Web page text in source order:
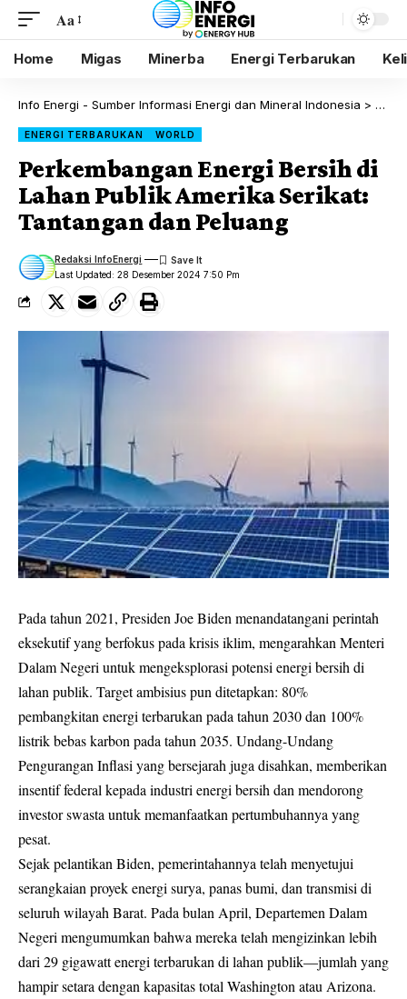
Aa
Home Migas Minerba Energi Terbarukan
Info Energi - Sumber Informasi Energi dan Mineral Indonesia > Blog
ENERGI TERBARUKAN WORLD
Perkembangan Energi Bersih di
Lahan Publik Amerika Serikat:
Tantangan dan Peluang
Last Updated: 28 Desember 2024 7:50 Pm
Redaksi InfoEnergi
Pada tahun 2021, Presiden Joe Biden menandatangani perintah
eksekutif yang berfokus pada krisis iklim, mengarahkan Menteri
Dalam Negeri untuk mengeksplorasi potensi energi bersih di
lahan publik. Target ambisius pun ditetapkan: 80%
pembangkitan energi terbarukan pada tahun 2030 dan 100%
listrik bebas karbon pada tahun 2035. Undang-Undang
Pengurangan Inflasi yang bersejarah juga disahkan, memberikan
insentif federal kepada industri energi bersih dan mendorong
investor swasta untuk memanfaatkan pertumbuhannya yang
pesat.
Sejak pelantikan Biden, pemerintahannya telah menyetujui
serangkaian proyek energi surya, panas bumi, dan transmisi di
seluruh wilayah Barat. Pada bulan April, Departemen Dalam
Negeri mengumumkan bahwa mereka telah mengizinkan lebih
dari 29 gigawatt energi terbarukan di lahan publik—jumlah yang
hampir setara dengan kapasitas total Washington atau Arizona.